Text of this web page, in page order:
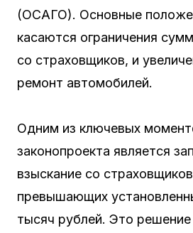
(ОСАГО). Основные
касаются ограничения
со страховщиков, и
ремонт автомобилей.
Одним из ключевых
законопроекта является
взыскание со
превышающих
тысяч рублей. Это